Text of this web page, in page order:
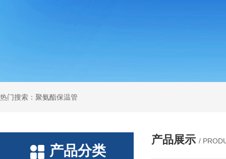
热门搜索：聚氨酯保温管
产品分类
产品展示 /